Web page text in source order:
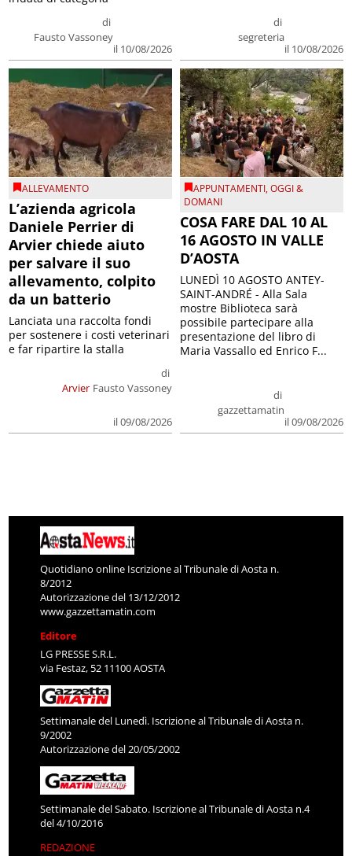
di
Fausto Vassoney
il 10/08/2026
di
segreteria
il 10/08/2026
ALLEVAMENTO
L’azienda agricola
Daniele Perrier di
Arvier chiede aiuto
per salvare il suo
allevamento, colpito
da un batterio
Arvier
di
Fausto Vassoney
il 09/08/2026
Lanciata una raccolta fondi
per sostenere i costi veterinari
e far ripartire la stalla
APPUNTAMENTI,OGGI &
DOMANI
COSA FARE DAL 10 AL
16 AGOSTO IN VALLE
D’AOSTA
di
gazzettamatin
il 09/08/2026
LUNEDÌ 10 AGOSTO ANTEY-
SAINT-ANDRÉ - Alla Sala
mostre Biblioteca sarà
possibile partecipare alla
presentazione del libro di
Maria Vassallo ed Enrico F...
Quotidiano online Iscrizione al Tribunale di Aosta n.
8/2012
Autorizzazione del 13/12/2012
www.gazzettamatin.com
Editore
LG PRESSE S.R.L.
via Festaz, 52 11100 AOSTA
Settimanale del Lunedì. Iscrizione al Tribunale di Aosta n.
9/2002
Autorizzazione del 20/05/2002
Settimanale del Sabato. Iscrizione al Tribunale di Aosta n.4
del 4/10/2016
REDAZIONE